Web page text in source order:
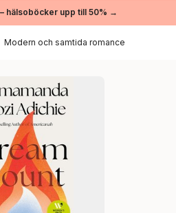
hälsoböcker upp till 50% →
Modern och samtida romance